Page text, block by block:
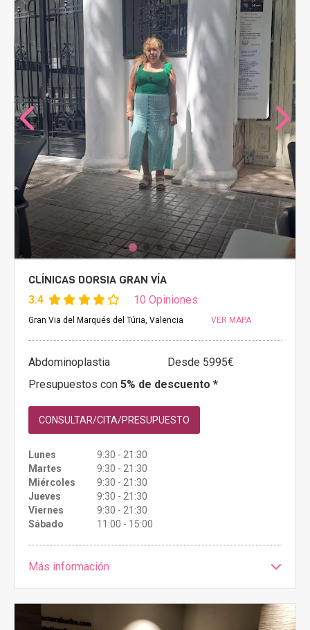
CLÍNICAS DORSIA GRAN VÍA
3.4 10 Opiniones
Gran Via del Marqués del Túria, Valencia VER MAPA
Abdominoplastia
Desde 5995€
Presupuestos con 5% de descuento *
CONSULTAR/CITA/PRESUPUESTO
Lunes
9:30 - 21:30
Martes
9:30 - 21:30
Miércoles
9:30 - 21:30
Jueves
9:30 - 21:30
Viernes
9:30 - 21:30
Sábado
11:00 - 15:00
Más información